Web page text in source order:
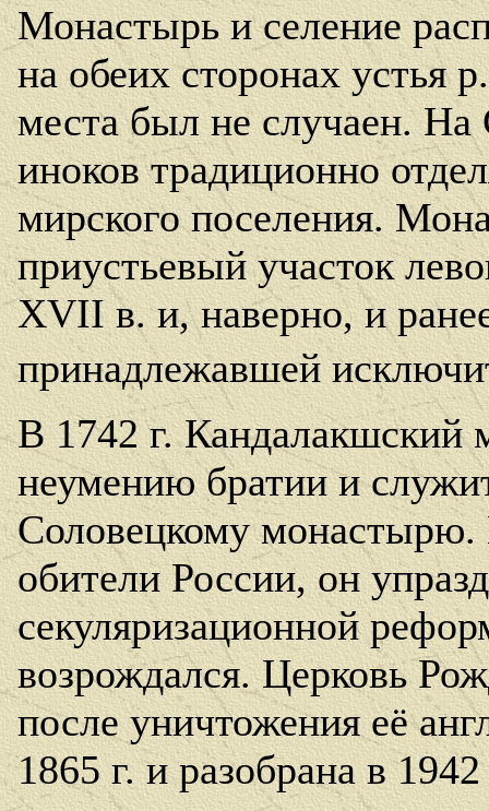
Монастырь и селение
на обеих сторонах устья
места был не случаен.
иноков традиционно
мирского поселения.
приустьевый участок
XVIIв. и, наверно, и
принадлежавшей
В 1742 г. Кандалакшский
неумению братии и
Соловецкому монастырю.
обители России, он
секуляризационной
возрождался. Церковь
после уничтожения её
1865 г. и разобрана в 1942